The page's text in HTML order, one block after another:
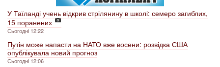
У Таїланді учень відкрив стрілянину в школі: семеро загиблих,
15 поранених
Сьогодні 12:22
Путін може напасти на НАТО вже восени: розвідка США
опублікувала новий прогноз
Сьогодні 12:06